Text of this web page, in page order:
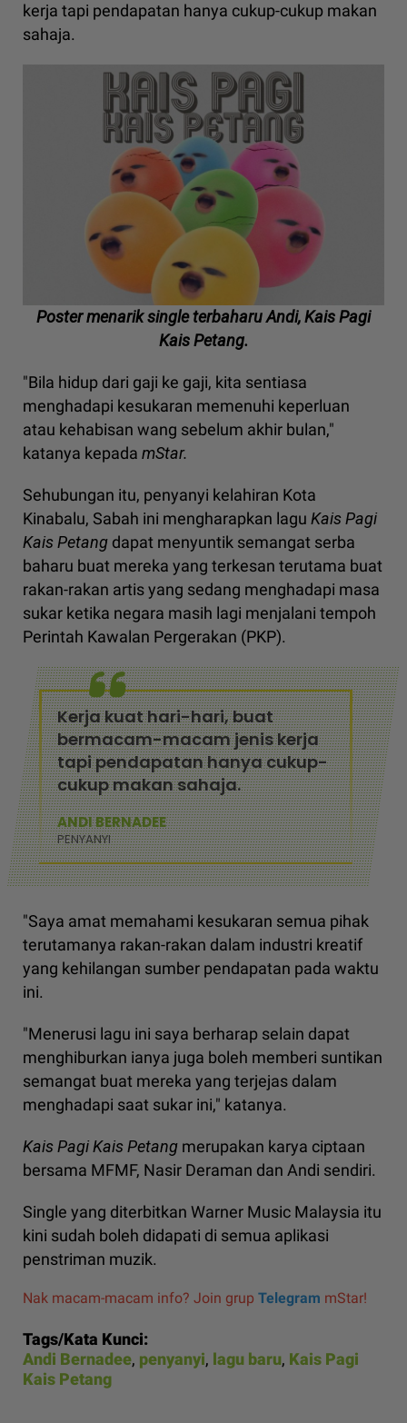
kerja tapi pendapatan hanya cukup-cukup makan
sahaja.
Poster menarik single terbaharu Andi, Kais Pagi
Kais Petang.
"Bila hidup dari gaji ke gaji, kita sentiasa
menghadapi kesukaran memenuhi keperluan
atau kehabisan wang sebelum akhir bulan,"
katanya kepada mStar.
Sehubungan itu, penyanyi kelahiran Kota
Kinabalu, Sabah ini mengharapkan lagu Kais Pagi
Kais Petang dapat menyuntik semangat serba
baharu buat mereka yang terkesan terutama buat
rakan-rakan artis yang sedang menghadapi masa
sukar ketika negara masih lagi menjalani tempoh
Perintah Kawalan Pergerakan (PKP).
Kerja kuat hari-hari, buat
bermacam-macam jenis kerja
tapi pendapatan hanya cukup-
cukup makan sahaja.
ANDI BERNADEE
PENYANYI
"Saya amat memahami kesukaran semua pihak
terutamanya rakan-rakan dalam industri kreatif
yang kehilangan sumber pendapatan pada waktu
ini.
"Menerusi lagu ini saya berharap selain dapat
menghiburkan ianya juga boleh memberi suntikan
semangat buat mereka yang terjejas dalam
menghadapi saat sukar ini," katanya.
Kais Pagi Kais Petang merupakan karya ciptaan
bersama MFMF, Nasir Deraman dan Andi sendiri.
Single yang diterbitkan Warner Music Malaysia itu
kini sudah boleh didapati di semua aplikasi
penstriman muzik.
Nak macam-macam info? Join grup Telegram mStar!
Tags/Kata Kunci:
Andi Bernadee, penyanyi, lagu baru, Kais Pagi
Kais Petang